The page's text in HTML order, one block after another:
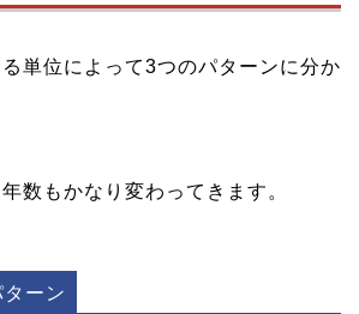
単位によって3つのパターンに分か
数もかなり変わってきます。
ーン